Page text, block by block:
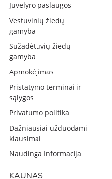
Juvelyro paslaugos
Vestuvinių žiedų
gamyba
Sužadėtuvių žiedų
gamyba
Apmokėjimas
Pristatymo terminai ir
sąlygos
Privatumo politika
Dažniausiai užduodami
klausimai
Naudinga Informacija
KAUNAS